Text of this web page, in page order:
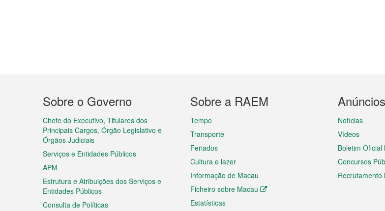
Menu
do
rodapé
Sobre o Governo
Chefe do Executivo, Titulares dos
Principais Cargos, Órgão Legislativo e
Órgãos Judiciais
Serviços e Entidades Públicos
APM
Estrutura e Atribuições dos Serviços e
Entidades Públicos
Consulta de Políticas
Sobre a RAEM
Tempo
Transporte
Feriados
Cultura e lazer
Informação de Macau
Ficheiro sobre Macau
Estatísticas
Anúncios
Notícias
Vídeos
Boletim Oficial
Concursos
Recrutamento